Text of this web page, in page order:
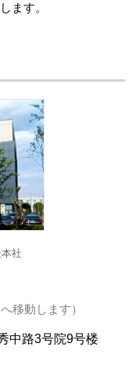
ます。
社
移動します）
中路3号院9号楼